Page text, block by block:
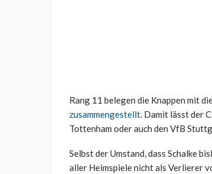
Rang 11 belegen die Knappen mit
zusammengestellt. Damit lässt der
Tottenham oder auch den VfB
Selbst der Umstand, dass Schalke
aller Heimspiele nicht als Verlierer